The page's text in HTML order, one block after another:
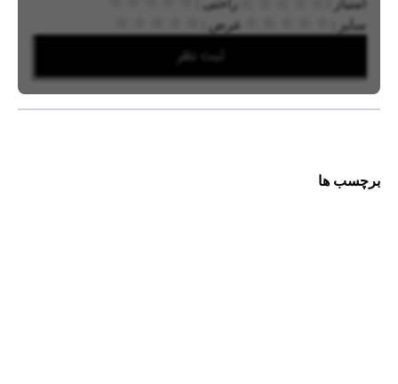
امتیاز :
راحتی :
سایز :
عرض :
ثبت نظر
برچسب ها